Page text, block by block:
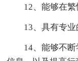
12、能够在繁
13、具有专
14、能够不